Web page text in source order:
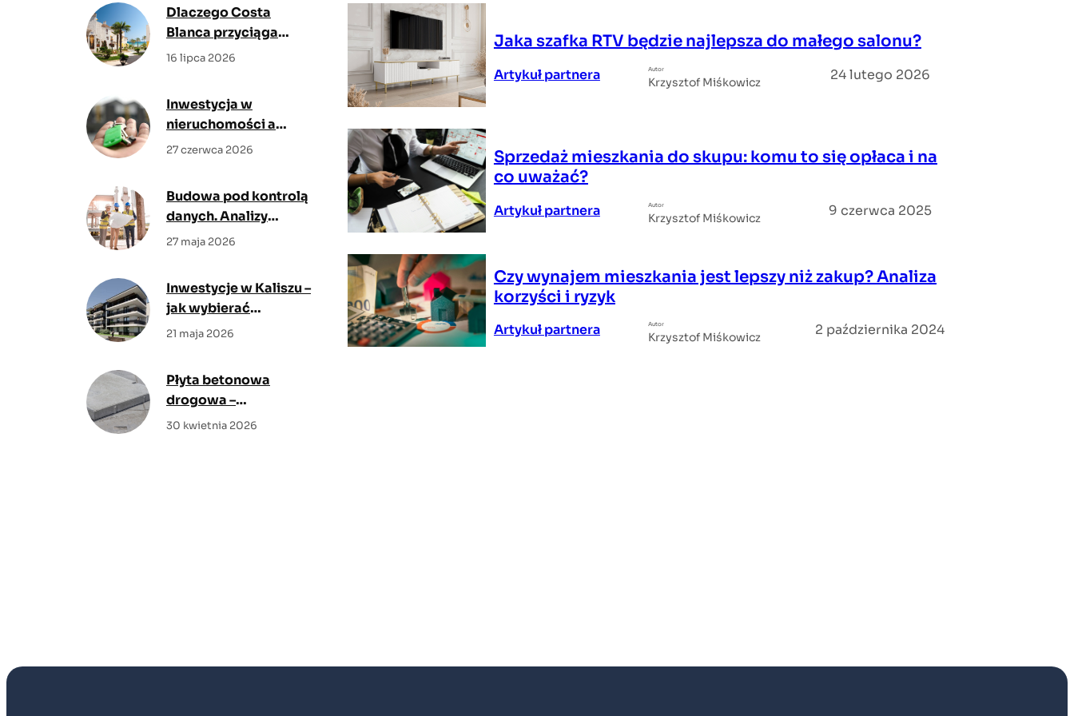
Dlaczego Costa
Blanca przyciąga
kupujących z Polski?
16 lipca 2026
Inwestycja w
nieruchomości a
inflacja – jak chronić
27 czerwca 2026
Budowa pod kontrolą
danych. Analizy
rynkowe pokazują,
27 maja 2026
Inwestycje w Kaliszu –
jak wybierać
mieszkanie z myślą o
21 maja 2026
Płyta betonowa
drogowa –
rozwiązanie do
30 kwietnia 2026
Jaka szafka RTV będzie najlepsza do małego salonu?
Artykuł partnera Autor
Krzysztof Miśkowicz 24 lutego 2026
Sprzedaż mieszkania do skupu: komu to się opłaca i na
co uważać?
Artykuł partnera Autor
Krzysztof Miśkowicz 9 czerwca 2025
Czy wynajem mieszkania jest lepszy niż zakup? Analiza
korzyści i ryzyk
Artykuł partnera Autor
Krzysztof Miśkowicz 2 października 2024